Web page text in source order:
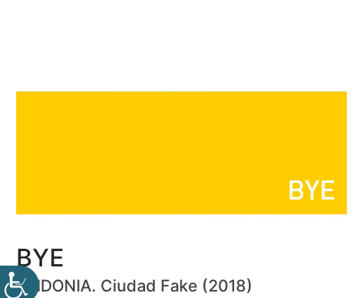
BYE
FRIDONIA. Ciudad Fake (2018)